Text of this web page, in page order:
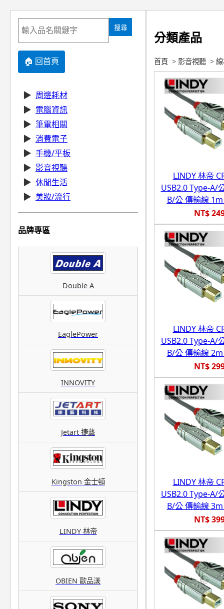
搜尋
🏠 回首頁
▶ 周邊耗材
▶ 電腦資訊
▶ 筆電相關
▶ 消費電子
▶ 手機/平板
▶ 影音視聽
▶ 休閒生活
▶ 美妝/流行
品牌專區
Double A
EaglePower
INNOVITY
Jetart 捷藝
Kingston 金士頓
LINDY 林帝
OBIEN 歐品漾
分類產品
首頁 > 影音視聽 >
LINDY 林帝
USB2.0 Type-A/
B/公 傳輸線
NT$
LINDY 林帝
USB2.0 Type-A/
B/公 傳輸線
NT$
LINDY 林帝
USB2.0 Type-A/
B/公 傳輸線
NT$